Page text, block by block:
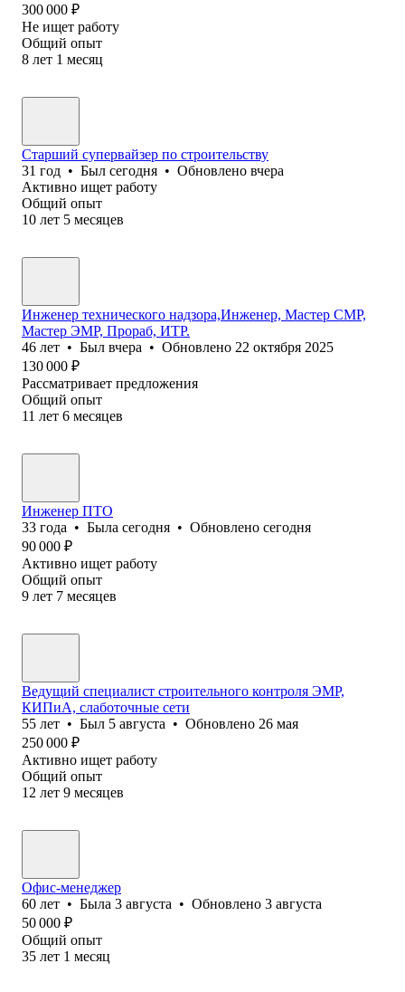
300 000 ₽
Не ищет работу
Общий опыт
8 лет 1 месяц
Старший супервайзер по строительству
31 год • Был сегодня • Обновлено вчера
Активно ищет работу
Общий опыт
10 лет 5 месяцев
Инженер технического надзора,Инженер, Мастер СМР,
Мастер ЭМР, Прораб, ИТР.
46 лет • Был вчера • Обновлено 22 октября 2025
130 000 ₽
Рассматривает предложения
Общий опыт
11 лет 6 месяцев
Инженер ПТО
33 года • Была сегодня • Обновлено сегодня
90 000 ₽
Активно ищет работу
Общий опыт
9 лет 7 месяцев
Ведущий специалист строительного контроля ЭМР,
КИПиА, слаботочные сети
55 лет • Был 5 августа • Обновлено 26 мая
250 000 ₽
Активно ищет работу
Общий опыт
12 лет 9 месяцев
Офис-менеджер
60 лет • Была 3 августа • Обновлено 3 августа
50 000 ₽
Общий опыт
35 лет 1 месяц